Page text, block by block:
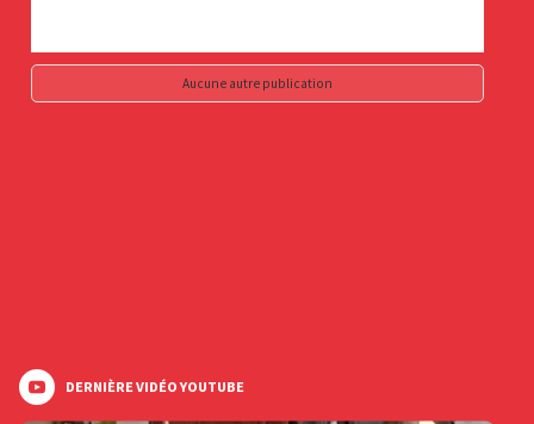
Aucune autre publication
DERNIÈRE VIDÉO YOUTUBE